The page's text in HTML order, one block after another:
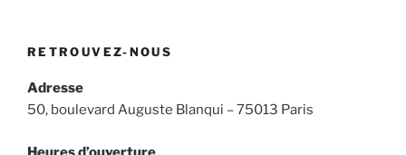
RETROUVEZ-NOUS
Adresse
50, boulevard Auguste Blanqui – 75013 Paris